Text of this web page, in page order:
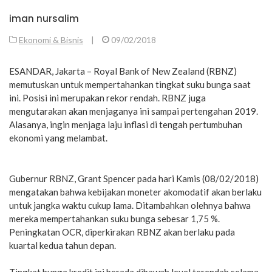
iman nursalim
Ekonomi & Bisnis | 09/02/2018
ESANDAR, Jakarta – Royal Bank of New Zealand (RBNZ)
memutuskan untuk mempertahankan tingkat suku bunga saat
ini. Posisi ini merupakan rekor rendah. RBNZ juga
mengutarakan akan menjaganya ini sampai pertengahan 2019.
Alasanya, ingin menjaga laju inflasi di tengah pertumbuhan
ekonomi yang melambat.
Gubernur RBNZ, Grant Spencer pada hari Kamis (08/02/2018)
mengatakan bahwa kebijakan moneter akomodatif akan berlaku
untuk jangka waktu cukup lama. Ditambahkan olehnya bahwa
mereka mempertahankan suku bunga sebesar 1,75 %.
Peningkatan OCR, diperkirakan RBNZ akan berlaku pada
kuartal kedua tahun depan.